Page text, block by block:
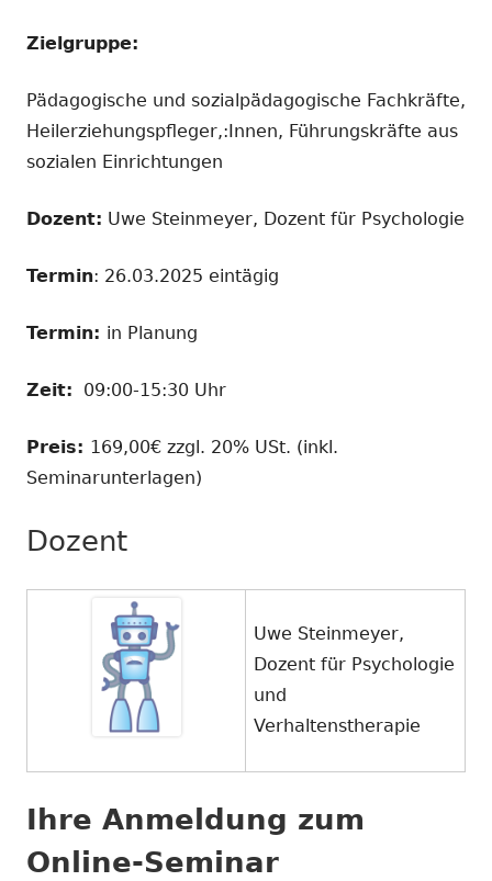
Zielgruppe:
Pädagogische und sozialpädagogische Fachkräfte,
Heilerziehungspfleger,:Innen, Führungskräfte aus
sozialen Einrichtungen
Dozent: Uwe Steinmeyer, Dozent für Psychologie
Termin: 26.03.2025 eintägig
Termin: in Planung
Zeit: 09:00-15:30 Uhr
Preis: 169,00€ zzgl. 20% USt. (inkl.
Seminarunterlagen)
Dozent
Uwe Steinmeyer,
Dozent für Psychologie
und
Verhaltenstherapie
Ihre Anmeldung zum
Online-Seminar